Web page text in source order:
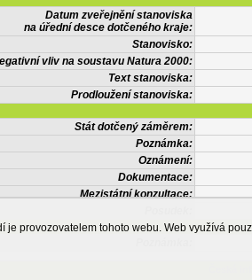
Datum zveřejnění stanoviska
na úřední desce dotčeného kraje:
Stanovisko:
vliv na soustavu Natura 2000:
Text stanoviska:
Prodloužení stanoviska:
Stát dotčený záměrem:
Poznámka:
Oznámení:
Dokumentace:
Mezistátní konzultace:
Česká
je provozovatelem tohoto webu. Web využívá